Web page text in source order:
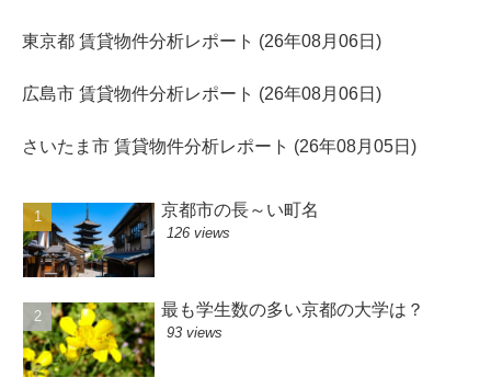
東京都 賃貸物件分析レポート (26年08月06日)
広島市 賃貸物件分析レポート (26年08月06日)
さいたま市 賃貸物件分析レポート (26年08月05日)
京都市の長～い町名
126 views
最も学生数の多い京都の大学は？
93 views